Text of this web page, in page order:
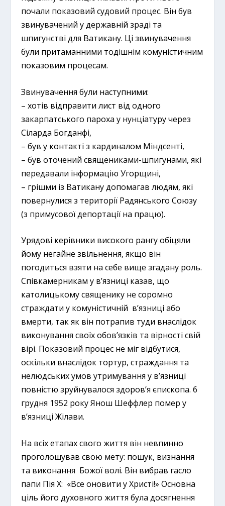
почали показовий судовий процес. Він був
звинувачений у державній зраді та
шпигунстві для Ватикану. Ці звинувачення
були притаманними тодішнім комуністичним
показовим процесам.
Звинувачення були наступними:
– хотів відправити лист від одного
закарпатського пароха у нунціатуру через
Сіларда Богданфі,
– був у контакті з кардиналом Міндсенті,
– був оточений священиками-шпигунами, які
передавали інформацію Угорщині,
– грішми із Ватикану допомагав людям, які
повернулися з території Радянського Союзу
(з примусової депортації на працю).
Урядові керівники високого рангу обіцяли
йому негайне звільнення, якщо він
погодиться взяти на себе вище згадану роль.
Співкамерникам у в’язниці казав, що
католицькому священику не соромно
страждати у комуністичній в’язниці або
вмерти, так як він потрапив туди внаслідок
виконування своїх обов’язків та вірності свій
вірі. Показовий процес не міг відбутися,
оскільки внаслідок тортур, страждання та
нелюдських умов утримування у в’язниці
повністю зруйнувалося здоров’я єпископа. 6
грудня 1952 року Янош Шеффлер помер у
в’язниці Жілави.
На всіх етапах свого життя він невпинно
проголошував свою мету: пошук, визнання
та виконання Божої волі. Він вибрав гасло
папи Пія Х: «Все оновити у Христі!» Основна
ціль його духовного життя була досягнення